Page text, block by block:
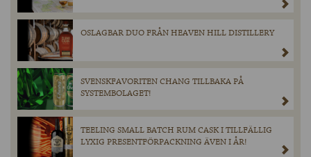
OSLAGBAR DUO FRÅN HEAVEN HILL DISTILLERY
SVENSKFAVORITEN CHANG TILLBAKA PÅ
SYSTEMBOLAGET!
TEELING SMALL BATCH RUM CASK I TILLFÄLLIG
LYXIG PRESENTFÖRPACKNING ÄVEN I ÅR!